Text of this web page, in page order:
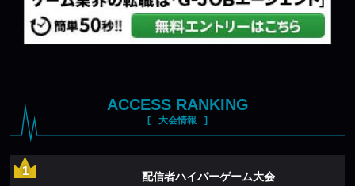
ACCESS RANKING
大会情報
配信者ハイパーゲーム大会